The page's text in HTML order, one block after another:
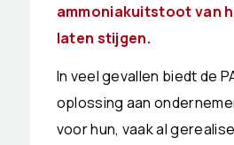
ammoniakuitstoot van
laten stijgen.
In veel gevallen biedt de
oplossing aan
voor hun, vaak al